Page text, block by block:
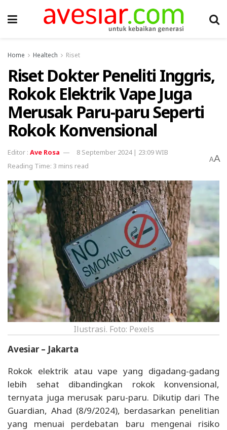
Home Healtech Riset
Riset Dokter Peneliti Inggris,
Rokok Elektrik Vape Juga
Merusak Paru-paru Seperti
Rokok Konvensional
Ave Rosa
8 September 2024 | 23:09 WIB
Reading Time: 3 mins read
AA
Ilustrasi. Foto: Pexels
Avesiar – Jakarta
Rokok elektrik atau vape yang digadang-gadang
lebih sehat dibandingkan rokok konvensional,
ternyata juga merusak paru-paru. Dikutip dari The
Guardian, Ahad (8/9/2024), berdasarkan penelitian
yang menuai perdebatan baru mengenai risiko